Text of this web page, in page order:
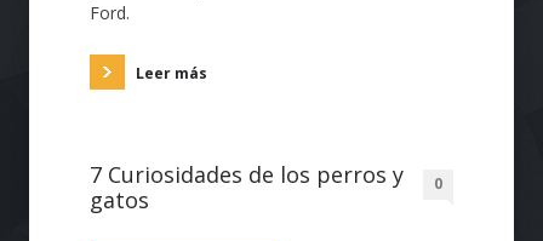
Ford.
Leer más
7 Curiosidades de los perros y
gatos
0